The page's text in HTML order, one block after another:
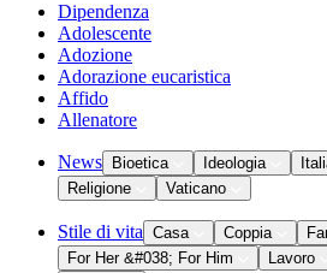
Dipendenza
Adolescente
Adozione
Adorazione eucaristica
Affido
Allenatore
News Bioetica Ideologia
Religione
Vaticano
Stile di vita Casa Coppia
For Her &#038; For Him
Lavoro